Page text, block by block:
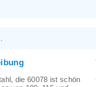
die 60078 ist schön